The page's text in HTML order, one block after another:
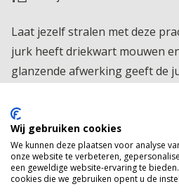
Laat jezelf stralen met deze
jurk heeft driekwart mouwen
glanzende afwerking geeft de
show steelt.
Product kenmerken
Betaalinformatie
Wij gebruiken cookies
We kunnen deze plaatsen voor analyse
onze website te verbeteren,
een geweldige website-ervaring te
cookies die we gebruiken opent u de